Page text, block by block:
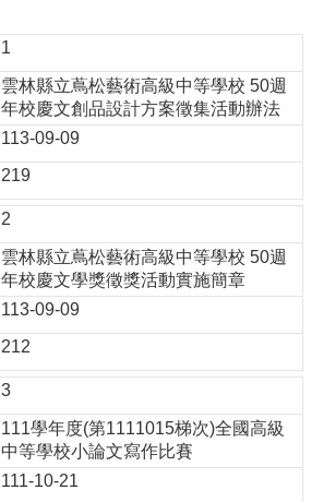
1
雲林縣立蔦松藝術高級中等學校 50週
年校慶文創品設計方案徵集活動辦法
113-09-09
219
2
雲林縣立蔦松藝術高級中等學校 50週
年校慶文學獎徵獎活動實施簡章
113-09-09
212
3
111學年度(第1111015梯次)全國高級
中等學校小論文寫作比賽
111-10-21